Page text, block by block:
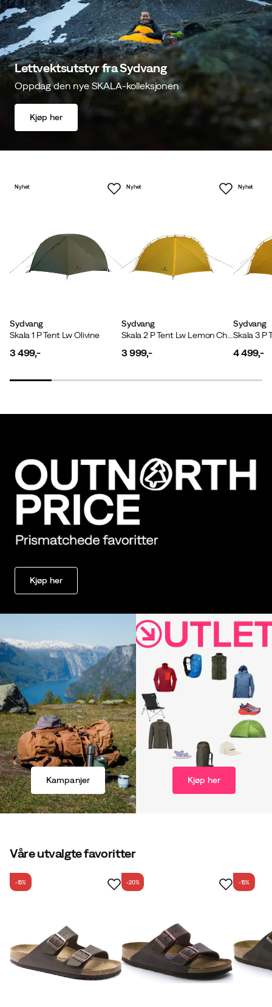
Lettvektsutstyr fra Sydvang
Oppdag den nye SKALA-kolleksjonen
Kjøp her
Sydvang
Skala 1 P Tent Lw Olivine
Nyhet
3 499,-
Sydvang
Skala 2 P Tent Lw Lemon Chrome
Nyhet
3 999,-
Sydvang
Nyhet
4 499,-
Kjøp her
Kampanjer Kjøp her
Våre utvalgte favoritter
-15% -20% -15%